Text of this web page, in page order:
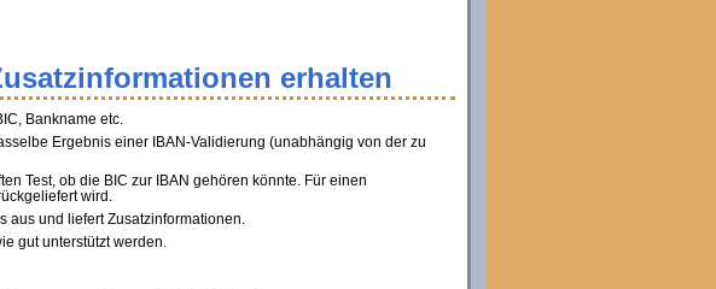
erhalten
Bankname etc.
Ergebnis einer IBAN-Validierung (unabhängig von der zu
Test, ob die BIC zur IBAN gehören könnte. Für einen
wird.
aus und liefert Zusatzinformationen.
gut unterstützt werden.